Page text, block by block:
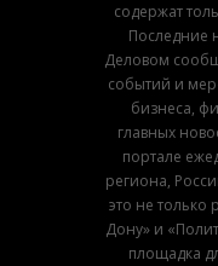
содержат
Последние
Деловом
событий и
бизнеса,
главных
портале
региона,
это не только
Дону» и
площадка